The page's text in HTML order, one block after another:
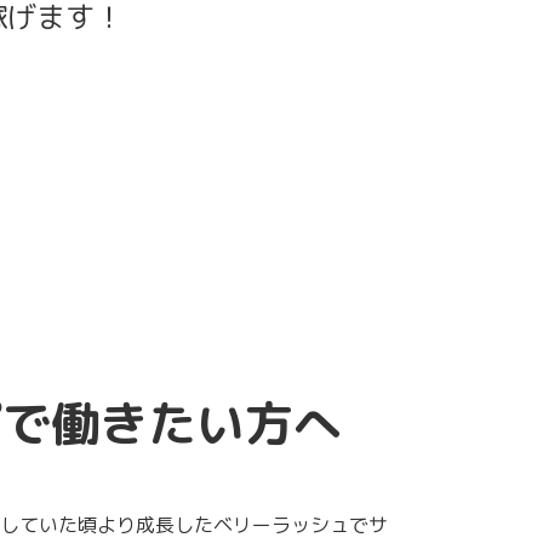
ます！
働きたい方へ
ていた頃より成長したベリーラッシュでサ